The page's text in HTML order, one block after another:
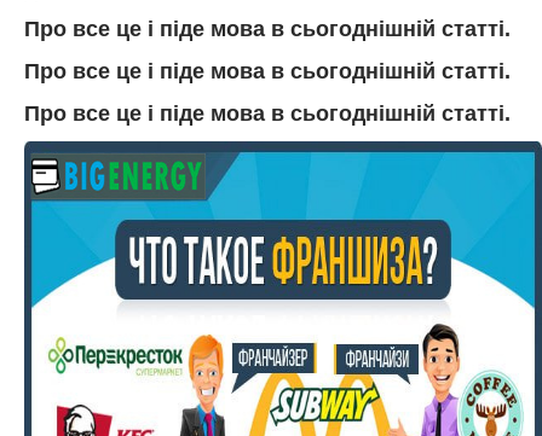
Про все це і піде мова в сьогоднішній статті.
Про все це і піде мова в сьогоднішній статті.
Про все це і піде мова в сьогоднішній статті.